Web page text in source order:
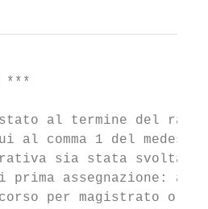
***
al termine del
al comma 1 del
sia stata svolta
prima assegnazione:
per magistrato